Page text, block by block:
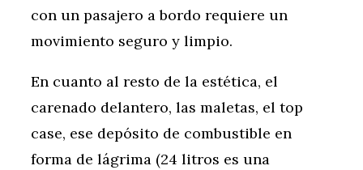
con un pasajero a bordo requiere un
movimiento seguro y limpio.
En cuanto al resto de la estética, el
carenado delantero, las maletas, el top
case, ese depósito de combustible en
forma de lágrima (24 litros es una